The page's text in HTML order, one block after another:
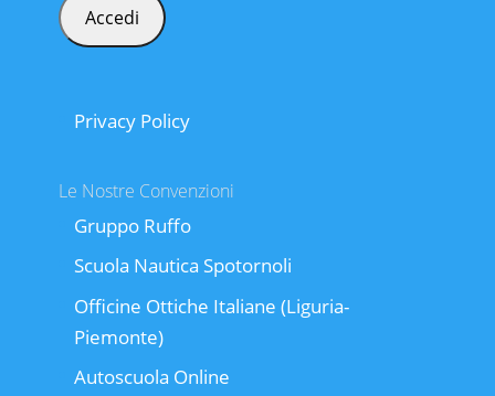
Privacy Policy
Le Nostre Convenzioni
Gruppo Ruffo
Scuola Nautica Spotornoli
Officine Ottiche Italiane (Liguria-
Piemonte)
Autoscuola Online